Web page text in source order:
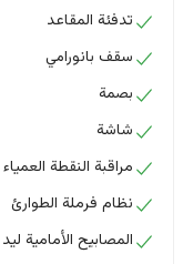
تدفئة المقاعد
سقف بانورامي
بصمة
شاشة
مراقبة النقطة العمياء
نظام فرملة الطوارئ
المصابيح الأمامية ليد